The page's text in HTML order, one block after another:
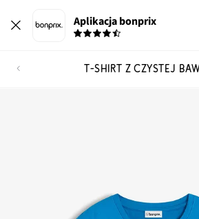
Aplikacja bonprix
T-SHIRT Z CZYSTEJ